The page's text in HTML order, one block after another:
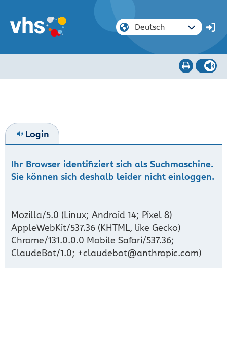
Login
Ihr Browser identifiziert sich als Suchmaschine.
Sie können sich deshalb leider nicht einloggen.
Mozilla/5.0 (Linux; Android 14; Pixel 8)
AppleWebKit/537.36 (KHTML, like Gecko)
Chrome/131.0.0.0 Mobile Safari/537.36;
ClaudeBot/1.0; +claudebot@anthropic.com)